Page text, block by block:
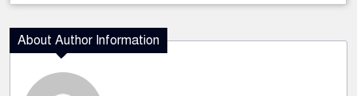
About Author Information